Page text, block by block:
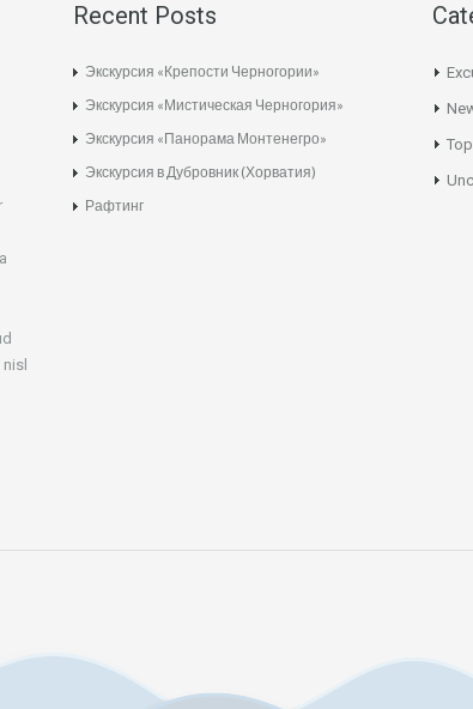
Recent Posts
Экскурсия «Крепости Черногории»
Экскурсия «Мистическая Черногория»
Экскурсия «Панорама Монтенегро»
Экскурсия в Дубровник (Хорватия)
Рафтинг